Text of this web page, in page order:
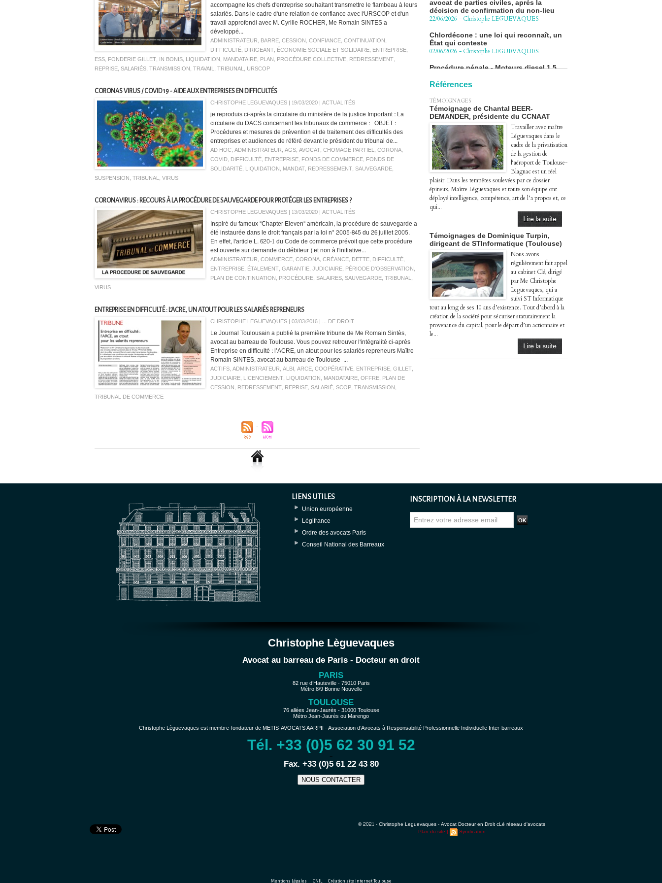
accompagne les chefs d'entreprise souhaitant transmettre le flambeau à leurs
salariés. Dans le cadre d'une relation de confiance avec l'URSCOP et d'un
travail approfondi avec M. Cyrille ROCHER, Me Romain SINTES a
développé...
ADMINISTRATEUR, BARRE, CESSION, CONFIANCE, CONTINUATION,
DIFFICULTÉ, DIRIGEANT, ÉCONOMIE SOCIALE ET SOLIDAIRE, ENTREPRISE,
ESS, FONDERIE GILLET, IN BONIS, LIQUIDATION, MANDATAIRE, PLAN, PROCÉDURE COLLECTIVE, REDRESSEMENT,
REPRISE, SALARIÉS, TRANSMISSION, TRAVAIL, TRIBUNAL, URSCOP
CORONAS VIRUS / COVID 19 - AIDE AUX ENTREPRISES EN DIFFICULTÉS
CHRISTOPHE LEGUEVAQUES | 19/03/2020 | ACTUALITÉS
je reproduis ci-après la circulaire du ministère de la justice Important : La
circulaire du DACS concernant les tribunaux de commerce : OBJET :
Procédures et mesures de prévention et de traitement des difficultés des
entreprises et audiences de référé devant le président du tribunal de...
AD HOC, ADMINISTRATEUR, AGS, AVOCAT, CHOMAGE PARTIEL, CORONA,
COVID, DIFFICULTÉ, ENTREPRISE, FONDS DE COMMERCE, FONDS DE
SOLIDARITÉ, LIQUIDATION, MANDAT, REDRESSEMENT, SAUVEGARDE,
SUSPENSION, TRIBUNAL, VIRUS
CORONAVIRUS : RECOURS À LA PROCÉDURE DE SAUVEGARDE POUR PROTÉGER LES ENTREPRISES ?
CHRISTOPHE LEGUEVAQUES | 13/03/2020 | ACTUALITÉS
Inspiré du fameux "Chapter Eleven" américain, la procédure de sauvegarde a
été instaurée dans le droit français par la loi n° 2005-845 du 26 juillet 2005.
En effet, l'article L. 620-1 du Code de commerce prévoit que cette procédure
est ouverte sur demande du débiteur (et non à l'initiative...
ADMINISTRATEUR, COMMERCE, CORONA, CRÉANCE, DETTE, DIFFICULTÉ,
ENTREPRISE, ÉTALEMENT, GARANTIE, JUDICIAIRE, PÉRIODE D'OBSERVATION,
PLAN DE CONTINUATION, PROCÉDURE, SALAIRES, SAUVEGARDE, TRIBUNAL,
VIRUS
ENTREPRISE EN DIFFICULTÉ : L’ACRE, UN ATOUT POUR LES SALARIÉS REPRENEURS
CHRISTOPHE LEGUEVAQUES | 03/03/2016 | ... DE DROIT
Le Journal Toulousain a publié la première tribune de Me Romain Sintès,
avocat au barreau de Toulouse. Vous pouvez retrouver l'intégralité ci-après
Entreprise en difficulté : l’ACRE, un atout pour les salariés repreneurs Maître
Romain SINTES, avocat au barreau de Toulouse ...
ACTIFS, ADMINISTRATEUR, ALBI, ARCE, COOPÉRATIVE, ENTREPRISE, GILLET,
JUDICIAIRE, LICENCIEMENT, LIQUIDATION, MANDATAIRE, OFFRE, PLAN DE
CESSION, REDRESSEMENT, REPRISE, SALARIÉ, SCOP, TRANSMISSION,
TRIBUNAL DE COMMERCE
22/06/2026 -Christophe LEGUEVAQUES
Chlordécone : une loi qui reconnaît, un
État qui conteste
02/06/2026 -Christophe LEGUEVAQUES
Procédure pénale - Moteurs diesel 1.5
BlueHDi : complément de plainte contre
27/04/2026 -Christophe LEGUEVAQUES
Péage autoroute : tout savoir (ou
presque) sur l'action collective ouverte
le 2 avril
Christophe LEGUEVAQUES
Références
TÉMOIGNAGES
Témoignage de Chantal BEER-
DEMANDER, présidente du CCNAAT
Travailler avec maître
Léguevaques dans le
cadre de la privatisation
de la gestion de
l‘aéroport de Toulouse-
Blagnac est un réel
plaisir. Dans les tempêtes soulevées par ce dossier
épineux, Maître Léguevaques et toute son équipe ont
déployé intelligence, compétence, art de l’a propos et, ce
qui...
Témoignages de Dominique Turpin,
dirigeant de STInformatique (Toulouse)
Nous avons
régulièrement fait appel
au cabinet Clé, dirigé
par Me Christophe
Leguevaques, qui a
suivi ST Informatique
tout au long de ses 10 ans d’existence. Tout d’abord à la
création de la société pour sécuriser statutairement la
provenance du capital, pour le départ d’un actionnaire et
le...
LIENS UTILES
Union européenne
Légifrance
Ordre des avocats Paris
Conseil National des Barreaux
INSCRIPTION À LA NEWSLETTER
Christophe Lèguevaques
Avocat au barreau de Paris - Docteur en droit
PARIS
82 rue d’Hauteville - 75010 Paris
Métro 8/9 Bonne Nouvelle
TOULOUSE
76 allées Jean-Jaurès - 31000 Toulouse
Métro Jean-Jaurès ou Marengo
Christophe Lèguevaques est membre-fondateur de METIS-AVOCATS AARPII - Association d’Avocats à Responsabilité Professionnelle Individuelle Inter-barreaux
Tél. +33 (0)5 62 30 91 52
−
Fax. +33 (0)5 61 22 43 80
NOUS CONTACTER
© 2021 - Christophe Leguevaques - Avocat Docteur en Droit cLé réseau d'avocats
Plan du site | Syndication
Mentions Légales CNIL Création site internet Toulouse